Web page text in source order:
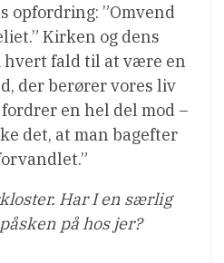
opfordring: ”Omvend
Kirken og dens
fald til at være en
der berører vores liv
en hel del mod –
det, at man bagefter
Har I en særlig
på hos jer?